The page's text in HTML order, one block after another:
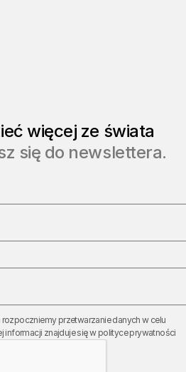
więcej ze świata
się do newslettera.
rozpoczniemy przetwarzanie danych w celu
informacji znajduje się w polityce prywatności